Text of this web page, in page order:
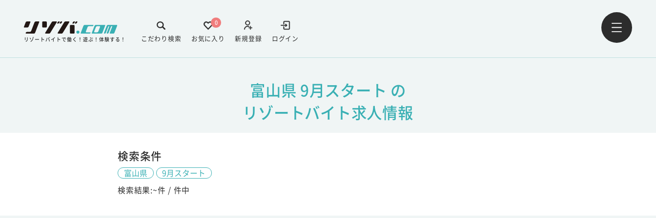
リゾートバイトで働く！遊ぶ！体験する！ ログイン
新規登録
0
お気に入り
こだわり検索
富山県 9月スタート の
リゾートバイト求人情報
検索条件
富山県
9月スタート
検索結果:~件 / 件中